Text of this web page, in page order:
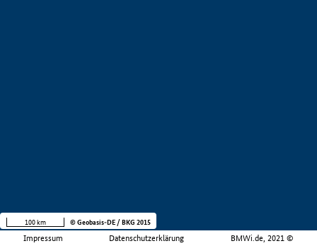
Impressum Datenschutzerklärung BMWi.de, 2021 ©
100 km © Geobasis-DE / BKG 2015